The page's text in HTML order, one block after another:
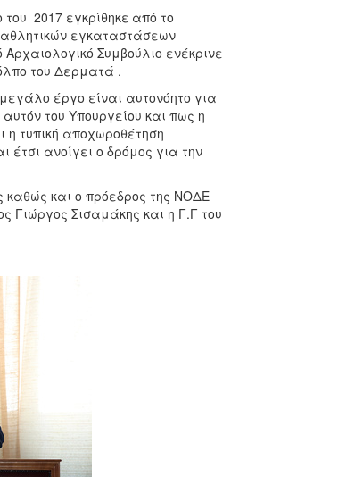
2017 εγκρίθηκε από το
εγκαταστάσεων
Συμβούλιο ενέκρινε
του Δερματά .
έργο είναι αυτονόητο για
του Υπουργείου και πως η
η τυπική αποχωροθέτηση
έτσι ανοίγει ο δρόμος για την
καθώς και ο πρόεδρος της ΝΟΔΕ
Γιώργος Σισαμάκης και η Γ.Γ του